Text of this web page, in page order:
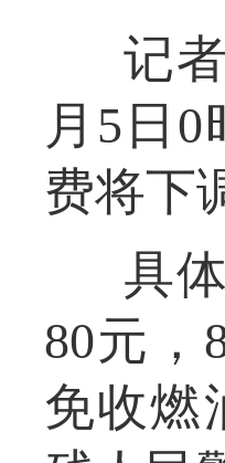
记
月5日
费将下
具
80元，
免收燃